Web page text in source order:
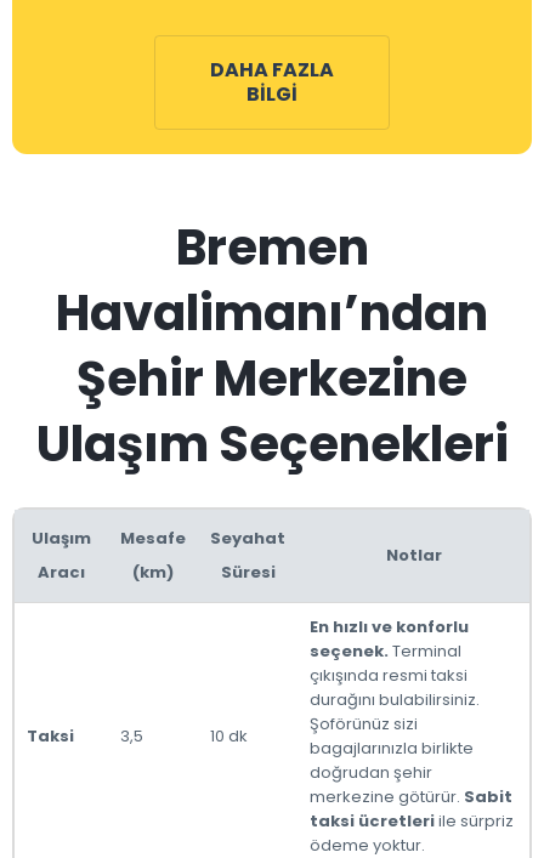
DAHA FAZLA
BILGI
Bremen
Havalimanı’ndan
Şehir Merkezine
Ulaşım Seçenekleri
Ulaşım
Aracı
Mesafe
(km)
Seyahat
Süresi
Notlar
Taksi 3,5 10 dk
En hızlı ve konforlu
seçenek. Terminal
çıkışında resmi taksi
durağını bulabilirsiniz.
Şoförünüz sizi
bagajlarınızla birlikte
doğrudan şehir
merkezine götürür. Sabit
taksi ücretleriile sürpriz
ödeme yoktur.